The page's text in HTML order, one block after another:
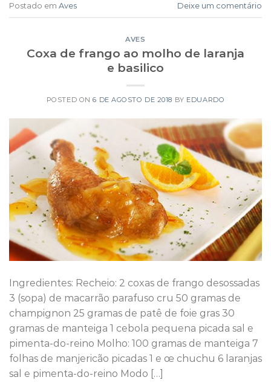
Postado em Aves Deixe um comentário
AVES
Coxa de frango ao molho de laranja
e basilico
POSTED ON6 DE AGOSTO DE 2018 BY EDUARDO
Ingredientes: Recheio: 2 coxas de frango desossadas
3 (sopa) de macarrão parafuso cru 50 gramas de
champignon 25 gramas de patê de foie gras 30
gramas de manteiga 1 cebola pequena picada sal e
pimenta-do-reino Molho: 100 gramas de manteiga 7
folhas de manjericão picadas 1 e œ chuchu 6 laranjas
sal e pimenta-do-reino Modo […]